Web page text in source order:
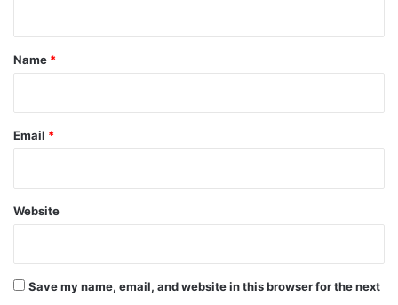
*
Name *
Email *
Website
Save my name, email, and website in this browser for the next